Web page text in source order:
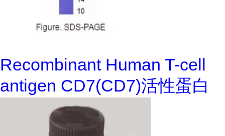
Recombinant Human T-cell
antigen CD7(CD7)活性蛋白